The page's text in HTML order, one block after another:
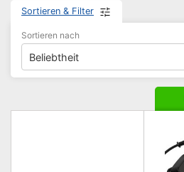
Sortieren & Filter
Sortieren nach
Beliebtheit